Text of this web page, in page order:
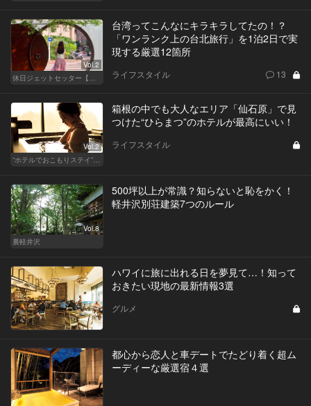
Vol.2
休日ジェットセッター【厳選スポット編】
台湾ってこんなにキラキラしてたの！？
「ワンランク上の台北旅行」を1泊2日で実
現する厳選12箇所
ライフスタイル 13
Vol.2
“ホテルでおこもりステイ”が大人デートに最高の選択だ
箱根の中でも大人なエリア「仙石原」で見
つけた“ひらまつ”のホテルが最高にいい！
ライフスタイル
Vol.8
裏軽井沢
500坪以上が常識？知らないと恥をかく！
軽井沢別荘建築7つのルール
ハワイに旅に出れる日を夢見て…！知って
おきたい現地の最新情報3選
グルメ
都心から恋人と車デートでたどり着く超ム
ーディーな厳選宿４選